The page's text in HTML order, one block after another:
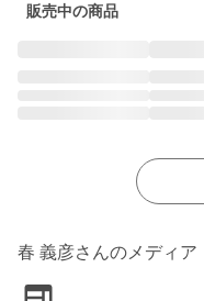
販売中の商品
春 義彦さんのメディア